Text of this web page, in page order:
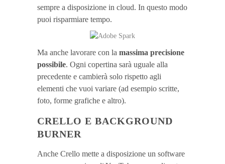
sempre a disposizione in cloud. In questo modo
puoi risparmiare tempo.
Ma anche lavorare con la massima precisione
possibile. Ogni copertina sarà uguale alla
precedente e cambierà solo rispetto agli
elementi che vuoi variare (ad esempio scritte,
foto, forme grafiche e altro).
CRELLO E BACKGROUND
BURNER
Anche Crello mette a disposizione un software